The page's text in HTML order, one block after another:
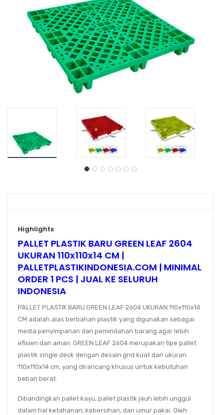
Highlights
PALLET PLASTIK BARU GREEN LEAF 2604
UKURAN 110x110x14 CM |
PALLETPLASTIKINDONESIA.COM | MINIMAL
ORDER 1 PCS | JUAL KE SELURUH
INDONESIA
PALLET PLASTIK BARU GREEN LEAF 2604 UKURAN 110x110x14
CM adalah alas berbahan plastik yang digunakan sebagai
media penyimpanan dan pemindahan barang agar lebih
efisien dan aman. GREEN LEAF 2604 merupakan tipe pallet
plastik single deck dengan desain grid kuat dan ukuran
110x110x14 cm, yang dirancang khusus untuk kebutuhan
beban berat.
Dibandingkan pallet kayu, pallet plastik jauh lebih unggul
dalam hal ketahanan, kebersihan, dan umur pakai. Oleh